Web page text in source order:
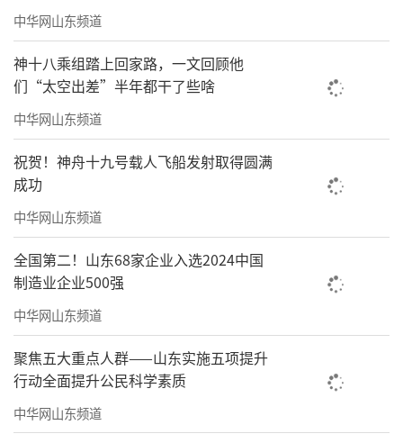
展指导帮扶，建立党建联络点130个，设立党员
示范岗187个。打造服务面积超50万平方米的规
模物业服务企业49家，超100万平方米的规模物
业服务企业21家。推动综合执法进小区，督促
属地街道社区公示“执法清单”1321条和投诉
举报电话355个。130个帮包小区12345热线诉
求量较2024年月均下降20.34%
持续推进既有住宅加装电梯
2025年，继续加大既有住宅加装电梯工作
力度，加强宣传引导，推进政策完善，全市完
成既有住宅加装电梯175部；积极推动住宅老旧
电梯更新改造，各县（市、区）积极申报电梯
更新工作，全市共获批既有住宅老旧电梯更新
改造100部
中华网山东频道
神十八乘组踏上回家路，一文回顾他
们“太空出差”半年都干了些啥
中华网山东频道
祝贺！神舟十九号载人飞船发射取得圆满
成功
中华网山东频道
全国第二！山东68家企业入选2024中国
制造业企业500强
中华网山东频道
聚焦五大重点人群——山东实施五项提升
行动全面提升公民科学素质
中华网山东频道